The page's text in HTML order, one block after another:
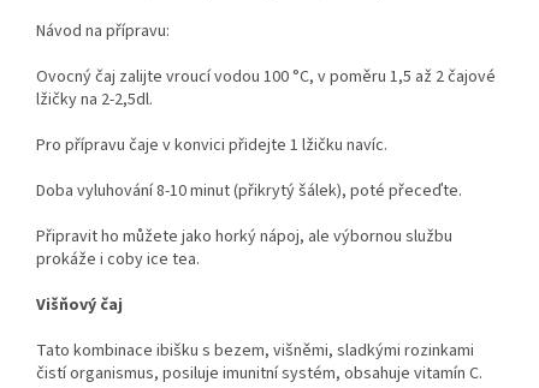
Návod na přípravu:
Ovocný čaj zalijte vroucí vodou 100 °C, v poměru 1,5 až 2 čajové
lžičky na 2-2,5dl.
Pro přípravu čaje v konvici přidejte 1 lžičku navíc.
Doba vyluhování 8-10 minut (přikrytý šálek), poté přeceďte.
Připravit ho můžete jako horký nápoj, ale výbornou službu
prokáže i coby ice tea.
Višňový čaj
Tato kombinace ibišku s bezem, višněmi, sladkými rozinkami
čistí organismus, posiluje imunitní systém, obsahuje vitamín C.